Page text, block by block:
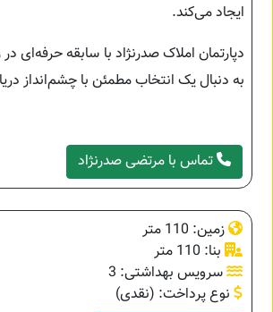
ایجاد می‌کند.
دپارتمان املاک صدرنژاد با سابقه
به دنبال یک انتخاب مطمئن با چشم‌انداز دریا، موقعیت پلاک
تماس با مرتضی صدرنژاد
زمین: 110 متر
بنا: 110 متر
سرویس بهداشتی: 3
نوع پرداخت: (نقدی)